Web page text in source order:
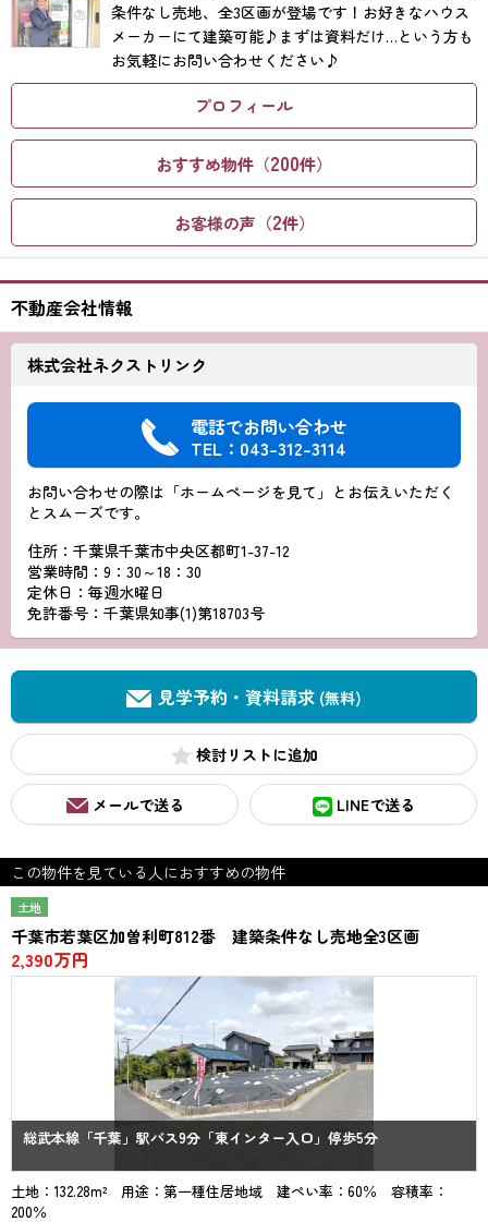
条件なし売地、全3区画が登場です！お好きなハウス
メーカーにて建築可能♪まずは資料だけ…という方も
お気軽にお問い合わせください♪
プロフィール
おすすめ物件（200件）
お客様の声（2件）
不動産会社情報
株式会社ネクストリンク
電話でお問い合わせ
TEL：043-312-3114
お問い合わせの際は「ホームページを見て」とお伝えいただく
とスムーズです。
住所：千葉県千葉市中央区都町1-37-12
営業時間：9：30～18：30
定休日：毎週水曜日
免許番号：千葉県知事(1)第18703号
見学予約・資料請求 (無料)
検討リスト
メールで送る LINEで送る
この物件を見ている人におすすめの物件
土地
千葉市若葉区加曽利町812番 建築条件なし売地全3区画
2,390万円
総武本線「千葉」駅バス9分「東インター入口」停歩5分
土地：132.28m² 用途：第一種住居地域 建ぺい率：60％ 容積率：
200％